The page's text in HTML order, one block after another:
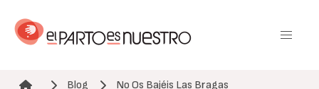
contenido
Blog No Os Bajéis Las Bragas